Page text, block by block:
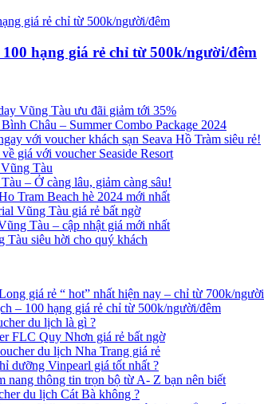
hạng giá rẻ chỉ từ 500k/người/đêm
Vũng Tàu ưu đãi giảm tới 35%
Châu – Summer Combo Package 2024
với voucher khách sạn Seava Hồ Tràm siêu rẻ!
giá với voucher Seaside Resort
Tàu
– Ở càng lâu, giảm càng sâu!
Tram Beach hè 2024 mới nhất
Vũng Tàu giá rẻ bất ngờ
Tàu – cập nhật giá mới nhất
Tàu siêu hời cho quý khách
giá rẻ “ hot” nhất hiện nay – chỉ từ 700k/người
– 100 hạng giá rẻ chỉ từ 500k/người/đêm
du lịch là gì ?
FLC Quy Nhơn giá rẻ bất ngờ
du lịch Nha Trang giá rẻ
dưỡng Vinpearl giá tốt nhất ?
nang thông tin trọn bộ từ A- Z bạn nên biết
du lịch Cát Bà không ?